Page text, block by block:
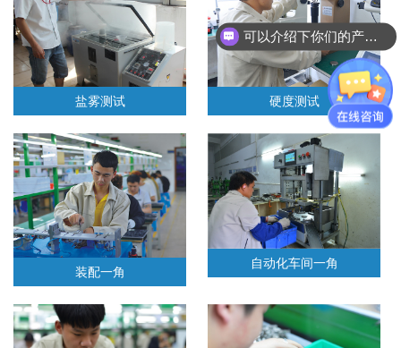
盐雾测试 硬度测试
装配一角
自动化车间一角
可以介绍下你们的产品么？